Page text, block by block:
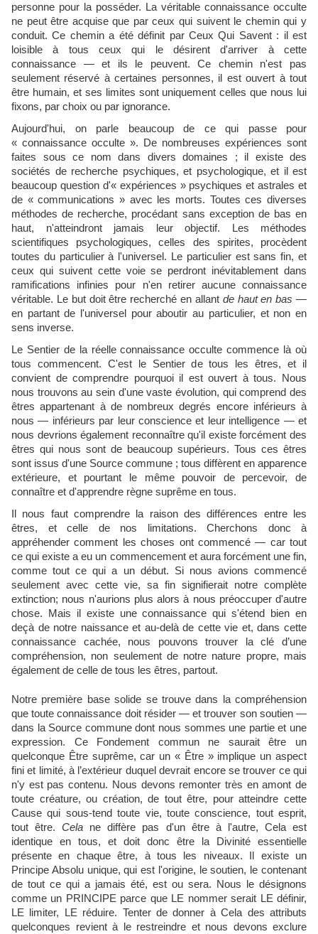
personne pour la posséder. La véritable connaissance occulte
ne peut être acquise que par ceux qui suivent le chemin qui y
conduit. Ce chemin a été définit par Ceux Qui Savent : il est
loisible à tous ceux qui le désirent d'arriver à cette
connaissance — et ils le peuvent. Ce chemin n'est pas
seulement réservé à certaines personnes, il est ouvert à tout
être humain, et ses limites sont uniquement celles que nous lui
fixons, par choix ou par ignorance.
Aujourd'hui, on parle beaucoup de ce qui passe pour
« connaissance occulte ». De nombreuses expériences sont
faites sous ce nom dans divers domaines ; il existe des
sociétés de recherche psychiques, et psychologique, et il est
beaucoup question d'« expériences » psychiques et astrales et
de « communications » avec les morts. Toutes ces diverses
méthodes de recherche, procédant sans exception de bas en
haut, n'atteindront jamais leur objectif. Les méthodes
scientifiques psychologiques, celles des spirites, procèdent
toutes du particulier à l'universel. Le particulier est sans fin, et
ceux qui suivent cette voie se perdront inévitablement dans
ramifications infinies pour n'en retirer aucune connaissance
véritable. Le but doit être recherché en allant de haut en bas—
en partant de l'universel pour aboutir au particulier, et non en
sens inverse.
Le Sentier de la réelle connaissance occulte commence là où
tous commencent. C'est le Sentier de tous les êtres, et il
convient de comprendre pourquoi il est ouvert à tous. Nous
nous trouvons au sein d'une vaste évolution, qui comprend des
êtres appartenant à de nombreux degrés encore inférieurs à
nous — inférieurs par leur conscience et leur intelligence — et
nous devrions également reconnaître qu'il existe forcément des
êtres qui nous sont de beaucoup supérieurs. Tous ces êtres
sont issus d'une Source commune ; tous diffèrent en apparence
extérieure, et pourtant le même pouvoir de percevoir, de
connaître et d'apprendre règne suprême en tous.
Il nous faut comprendre la raison des différences entre les
êtres, et celle de nos limitations. Cherchons donc à
appréhender comment les choses ont commencé — car tout
ce qui existe a eu un commencement et aura forcément une fin,
comme tout ce qui a un début. Si nous avions commencé
seulement avec cette vie, sa fin signifierait notre complète
extinction; nous n'aurions plus alors à nous préoccuper d'autre
chose. Mais il existe une connaissance qui s'étend bien en
deçà de notre naissance et au-delà de cette vie et, dans cette
connaissance cachée, nous pouvons trouver la clé d’une
compréhension, non seulement de notre nature propre, mais
également de celle de tous les êtres, partout.
Notre première base solide se trouve dans la compréhension
que toute connaissance doit résider — et trouver son soutien —
dans la Source commune dont nous sommes une partie et une
expression. Ce Fondement commun ne saurait être un
quelconque Être suprême, car un « Être » implique un aspect
fini et limité, à l’extérieur duquel devrait encore se trouver ce qui
n'y est pas contenu. Nous devons remonter très en amont de
toute créature, ou création, de tout être, pour atteindre cette
Cause qui sous-tend toute vie, toute conscience, tout esprit,
tout être.Cela ne diffère pas d'un être à l'autre, Cela est
identique en tous, et doit donc être la Divinité essentielle
présente en chaque être, à tous les niveaux. Il existe un
Principe Absolu unique, qui est l'origine, le soutien, le contenant
de tout ce qui a jamais été, est ou sera. Nous le désignons
comme un PRINCIPE parce que LE nommer serait LE définir,
LE limiter, LE réduire. Tenter de donner à Cela des attributs
quelconques revient à le restreindre et nous devons exclure